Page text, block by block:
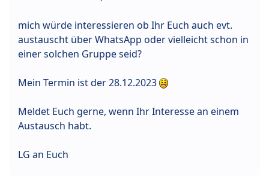
mich würde interessieren ob Ihr Euch auch evt.
austauscht über WhatsApp oder vielleicht schon in
einer solchen Gruppe seid?
Mein Termin ist der 28.12.2023
Meldet Euch gerne, wenn Ihr Interesse an einem
Austausch habt.
LG an Euch